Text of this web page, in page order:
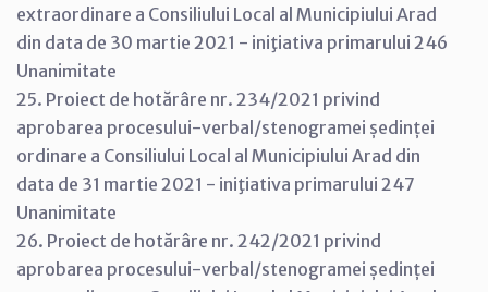
extraordinare a Consiliului Local al Municipiului Arad
din data de 30 martie 2021 - iniţiativa primarului 246
Unanimitate
25. Proiect de hotărâre nr. 234/2021 privind
aprobarea procesului-verbal/stenogramei ședinței
ordinare a Consiliului Local al Municipiului Arad din
data de 31 martie 2021 - iniţiativa primarului 247
Unanimitate
26. Proiect de hotărâre nr. 242/2021 privind
aprobarea procesului-verbal/stenogramei ședinței